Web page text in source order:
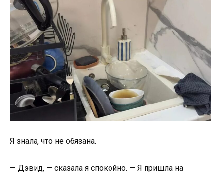
Я знала, что не обязана.
— Дэвид, — сказала я спокойно. — Я пришла на